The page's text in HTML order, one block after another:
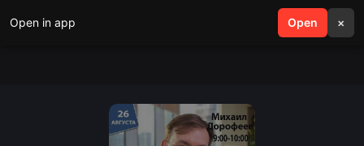
Open in app Open ×
search menu